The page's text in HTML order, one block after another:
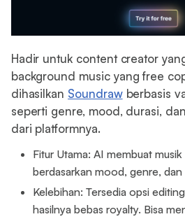
Hadir untuk content creator
background music yang free
dihasilkan Soundrawberbasis
seperti genre, mood, durasi,
dari platformnya.
Fitur Utama: AI membuat
berdasarkan mood, genre,
Kelebihan: Tersedia opsi
hasilnya bebas royalty. Bisa